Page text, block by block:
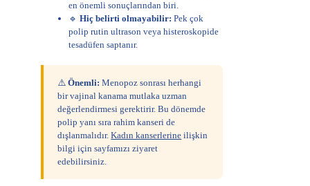
en önemli sonuçlarından biri.
🔹Hiç belirti olmayabilir: Pek çok
polip rutin ultrason veya histeroskopide
tesadüfen saptanır.
⚠️Önemli: Menopoz sonrası herhangi
bir vajinal kanama mutlaka uzman
değerlendirmesi gerektirir. Bu dönemde
polip yanı sıra rahim kanseri de
dışlanmalıdır.Kadın kanserlerine ilişkin
bilgi için sayfamızı ziyaret
edebilirsiniz.